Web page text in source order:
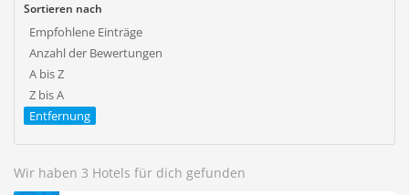
Sortieren nach
Empfohlene Einträge
Anzahl der Bewertungen
A bis Z
Z bis A
Entfernung
Wir haben 3 Hotels für dich gefunden